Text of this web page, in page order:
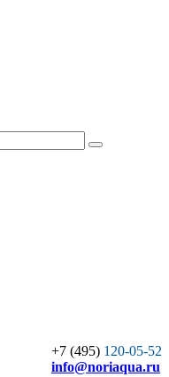
+7 (495) 120-05-52
info@noriaqua.ru